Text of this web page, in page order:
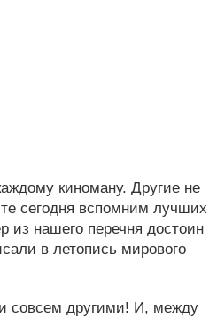
киноману. Другие не
сегодня вспомним лучших
из нашего перечня достоин
в летопись мирового
совсем другими! И, между